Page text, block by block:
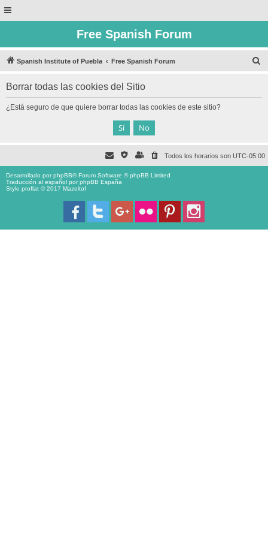
Free Spanish Forum
Spanish Institute of Puebla Free Spanish Forum
Borrar todas las cookies del Sitio
¿Está seguro de que quiere borrar todas las cookies de este sitio?
Todos los horarios son UTC-05:00
Desarrollado porphpBB® Forum Software © phpBB Limited
Traducción al español porphpBB España
Style proflat © 2017 Mazeltof